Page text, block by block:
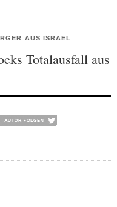
AUS ISRAEL
Totalausfall aus